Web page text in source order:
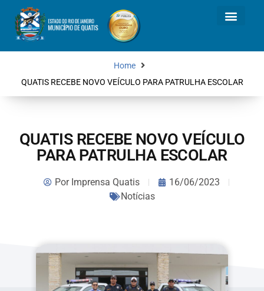
Home
QUATIS RECEBE NOVO VEÍCULO PARA PATRULHA ESCOLAR
QUATIS RECEBE NOVO VEÍCULO
PARA PATRULHA ESCOLAR
PorImprensa Quatis
16/06/2023
Notícias